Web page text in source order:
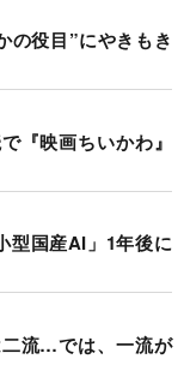
の役目”にやきもき
『映画ちいかわ』
型国産AI」1年後に
流…では、一流が